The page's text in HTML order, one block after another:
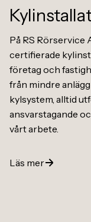
På RS Rörservice
certifierade
företag och
från mindre
kylsystem, alltid
ansvarstagande
vårt arbete.
Läs mer